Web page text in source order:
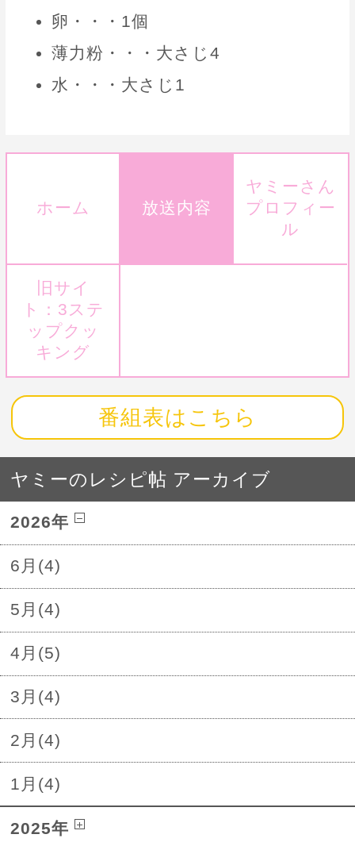
卵・・・1個
薄力粉・・・大さじ4
水・・・大さじ1
ホーム 放送内容
ヤミーさん
プロフィー
ル
旧サイ
ト：3ステ
ップクッ
キング
番組表はこちら
ヤミーのレシピ帖 アーカイブ
2026年
6月(4)
5月(4)
4月(5)
3月(4)
2月(4)
1月(4)
2025年